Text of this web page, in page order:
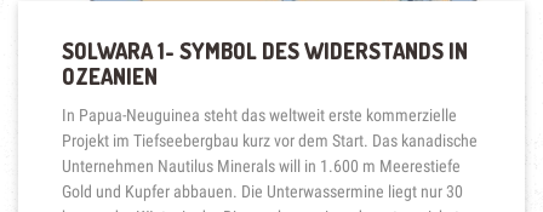
SOLWARA 1- SYMBOL DES WIDERSTANDS IN
OZEANIEN
In Papua-Neuguinea steht das weltweit erste kommerzielle
Projekt im Tiefseebergbau kurz vor dem Start. Das kanadische
Unternehmen Nautilus Minerals will in 1.600 m Meerestiefe
Gold und Kupfer abbauen. Die Unterwassermine liegt nur 30